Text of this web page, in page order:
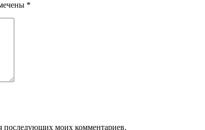
*
последующих моих комментариев.